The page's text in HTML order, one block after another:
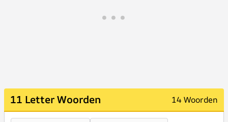
11 Letter Woorden 14 Woorden